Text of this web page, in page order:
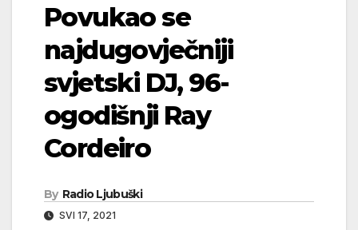
Povukao se
najdugovječniji
svjetski DJ, 96-
ogodišnji Ray
Cordeiro
By Radio Ljubuški
SVI 17, 2021